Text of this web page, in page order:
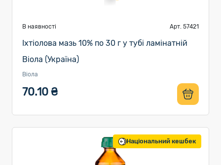
В наявності Арт. 57421
Іхтіолова мазь 10% по 30 г у тубі ламінатній
Віола (Україна)
Віола
70.10 ₴
Національний кешбек